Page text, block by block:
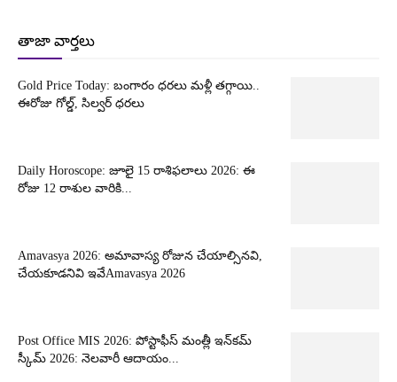
తాజా వార్తలు
Gold Price Today: బంగారం ధరలు మళ్లీ తగ్గాయి..
ఈరోజు గోల్డ్, సిల్వర్ ధరలు
Daily Horoscope: జూలై 15 రాశిఫలాలు 2026: ఈ
రోజు 12 రాశుల వారికి...
Amavasya 2026: అమావాస్య రోజున చేయాల్సినవి,
చేయకూడనివి ఇవేAmavasya 2026
Post Office MIS 2026: పోస్టాఫీస్ మంత్లీ ఇన్‌కమ్
స్కీమ్ 2026: నెలవారీ ఆదాయం...